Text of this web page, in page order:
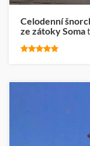
Celodenní
ze zátoky Soma